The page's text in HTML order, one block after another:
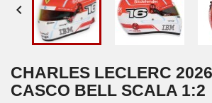

CHARLES LECLERC
CASCO BELL SCALA 1:2